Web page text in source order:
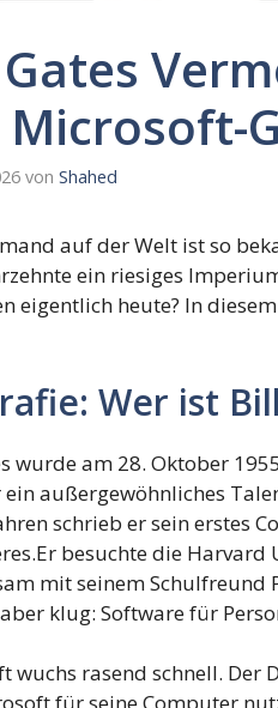
von Shahed
auf der Welt ist so
ein riesiges
eigentlich heute? In
Wer ist
wurde am 28. Oktober
ein außergewöhnliches
schrieb er sein erstes
besuchte die
mit seinem Schulfreund
klug: Software für
wuchs rasend schnell. Der